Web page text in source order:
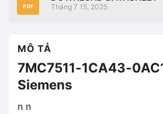
PDF Tháng 7 15, 2025
MÔ TẢ
7MC7511-1CA43-
Siemens
n n